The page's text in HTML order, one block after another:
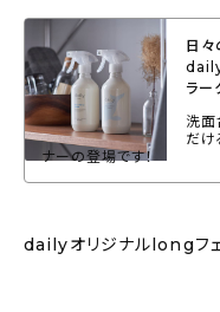
日々
daily
ラー
洗面
だけ
ナーの登場です！
dailyオリジナルlongフェ